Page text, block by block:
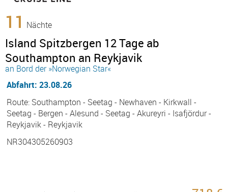
11 Nächte
Island Spitzbergen 12 Tage ab
Southampton an Reykjavik
an Bord der »Norwegian Star«
Abfahrt: 23.08.26
Route: Southampton - Seetag - Newhaven - Kirkwall -
Seetag - Bergen - Alesund - Seetag - Akureyri - Isafjördur -
Reykjavik - Reykjavik
NR304305260903